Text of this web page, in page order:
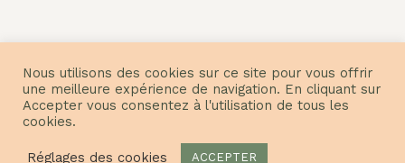
Nous utilisons des cookies sur ce site pour vous offrir
une meilleure expérience de navigation. En cliquant sur
Accepter vous consentez à l'utilisation de tous les
cookies.
Réglages des cookies ACCEPTER